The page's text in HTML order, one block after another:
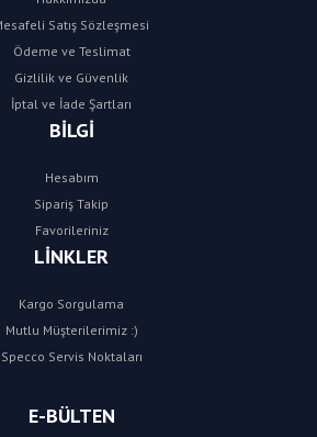
Satış Sözleşmesi
Ödeme ve Teslimat
Gizlilik ve Güvenlik
İptal ve İade Şartları
BİLGİ
Hesabım
Sipariş Takip
Favorileriniz
LİNKLER
Kargo Sorgulama
Mutlu Müşterilerimiz :)
Specco Servis Noktaları
E-BÜLTEN